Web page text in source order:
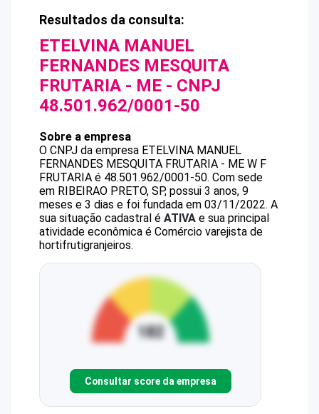
Resultados da consulta:
ETELVINA MANUEL
FERNANDES MESQUITA
FRUTARIA - ME - CNPJ
48.501.962/0001-50
Sobre a empresa
O CNPJ da empresa ETELVINA MANUEL
FERNANDES MESQUITA FRUTARIA - ME W F
FRUTARIA é 48.501.962/0001-50. Com sede
em RIBEIRAO PRETO, SP, possui 3 anos, 9
meses e 3 dias e foi fundada em 03/11/2022. A
sua situação cadastral é ATIVA e sua principal
atividade econômica é Comércio varejista de
hortifrutigranjeiros.
Consultar score da empresa